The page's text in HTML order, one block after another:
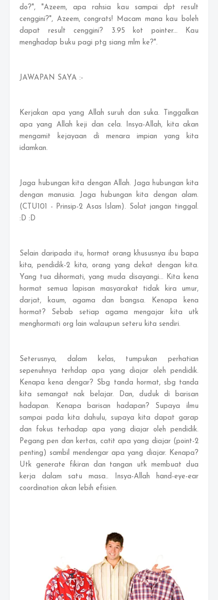
do?", "Azeem, apa rahsia kau sampai dpt result
cenggini?", Azeem, congrats! Macam mana kau boleh
dapat result cenggini? 3.95 kot pointer... Kau
menghadap buku pagi ptg siang mlm ke?".
JAWAPAN SAYA :-
Kerjakan apa yang Allah suruh dan suka. Tinggalkan
apa yang Allah keji dan cela. Insya-Allah, kita akan
mengamit kejayaan di menara impian yang kita
idamkan.
Jaga hubungan kita dengan Allah. Jaga hubungan kita
dengan manusia. Jaga hubungan kita dengan alam.
(CTU101 - Prinsip-2 Asas Islam). Solat jangan tinggal.
:D :D
Selain daripada itu, hormat orang khususnya ibu bapa
kita, pendidik-2 kita, orang yang dekat dengan kita.
Yang tua dihormati, yang muda disayangi... Kita kena
hormat semua lapisan masyarakat tidak kira umur,
darjat, kaum, agama dan bangsa. Kenapa kena
hormat? Sebab setiap agama mengajar kita utk
menghormati org lain walaupun seteru kita sendiri.
Seterusnya, dalam kelas, tumpukan perhatian
sepenuhnya terhdap apa yang diajar oleh pendidik.
Kenapa kena dengar? Sbg tanda hormat, sbg tanda
kita semangat nak belajar. Dan, duduk di barisan
hadapan. Kenapa barisan hadapan? Supaya ilmu
sampai pada kita dahulu, supaya kita dapat garap
dan fokus terhadap apa yang diajar oleh pendidik.
Pegang pen dan kertas, catit apa yang diajar (point-2
penting) sambil mendengar apa yang diajar. Kenapa?
Utk generate fikiran dan tangan utk membuat dua
kerja dalam satu masa.. Insya-Allah hand-eye-ear
coordination akan lebih efisien.